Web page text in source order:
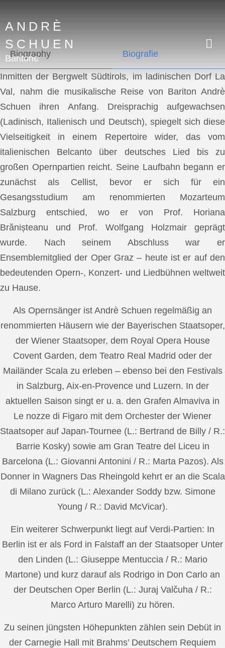
ANDRÈ
SCHUEN
Baritone
Biography Biografie
Inmitten der Bergwelt Südtirols, im ladinischen Dorf La
Val, nahm die musikalische Reise von Bariton Andrè
Schuen ihren Anfang. Dreisprachig aufgewachsen
(Ladinisch, Italienisch und Deutsch), spiegelt sich diese
Vielseitigkeit in einem Repertoire wider, das vom
italienischen Belcanto über deutsches Lied bis zu
großen Opernpartien reicht. Seine Laufbahn begann er
zunächst als Cellist, bevor er sich für ein
Gesangsstudium am renommierten Mozarteum
Salzburg entschied, wo er von Prof. Horiana
Brănișteanu und Prof. Wolfgang Holzmair geprägt
wurde. Nach seinem Abschluss war er
Ensemblemitglied der Oper Graz – heute ist er auf den
bedeutenden Opern-, Konzert- und Liedbühnen weltweit
zu Hause.
Als Opernsänger ist Andrè Schuen regelmäßig an
renommierten Häusern wie der Bayerischen Staatsoper,
der Wiener Staatsoper, dem Royal Opera House
Covent Garden, dem Teatro Real Madrid oder der
Mailänder Scala zu erleben – ebenso bei den Festivals
in Salzburg, Aix-en-Provence und Luzern. In der
aktuellen Saison singt er u. a. den Grafen Almaviva in
Le nozze di Figaro mit dem Orchester der Wiener
Staatsoper auf Japan-Tournee (L.: Bertrand de Billy / R.:
Barrie Kosky) sowie am Gran Teatre del Liceu in
Barcelona (L.: Giovanni Antonini / R.: Marta Pazos). Als
Donner in Wagners Das Rheingold kehrt er an die Scala
di Milano zurück (L.: Alexander Soddy bzw. Simone
Young / R.: David McVicar).
Ein weiterer Schwerpunkt liegt auf Verdi-Partien: In
Berlin ist er als Ford in Falstaff an der Staatsoper Unter
den Linden (L.: Giuseppe Mentuccia / R.: Mario
Martone) und kurz darauf als Rodrigo in Don Carlo an
der Deutschen Oper Berlin (L.: Juraj Valčuha / R.:
Marco Arturo Marelli) zu hören.
Zu seinen jüngsten Höhepunkten zählen sein Debüt in
der Carnegie Hall mit Brahms’ Deutschem Requiem